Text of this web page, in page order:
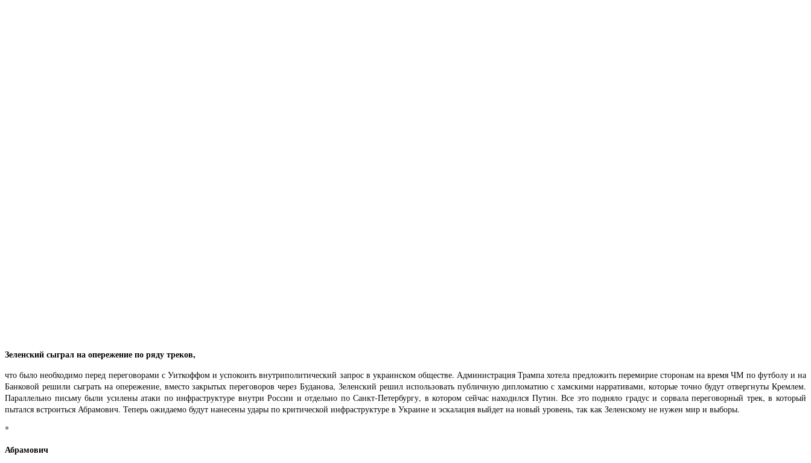
Зеленский сыграл на опережение по ряду треков,
что было необходимо перед переговорами с Уиткоффом и успокоить внутриполитический запрос в украинском обществе. Администрация Трампа хотела предложить перемирие сторонам на время ЧМ по футболу и на
Банковой решили сыграть на опережение, вместо закрытых переговоров через Буданова, Зеленский решил использовать публичную дипломатию с хамскими нарративами, которые точно будут отвергнуты Кремлем.
Параллельно письму были усилены атаки по инфраструктуре внутри России и отдельно по Санкт-Петербургу, в котором сейчас находился Путин. Все это подняло градус и сорвала переговорный трек, в который
пытался встроиться Абрамович. Теперь ожидаемо будут нанесены удары по критической инфраструктуре в Украине и эскалация выйдет на новый уровень, так как Зеленскому не нужен мир и выборы.
*
Абрамович